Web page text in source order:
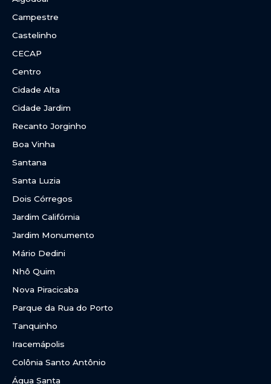
Campestre
Castelinho
CECAP
Centro
Cidade Alta
Cidade Jardim
Recanto Jorginho
Boa Vinha
Santana
Santa Luzia
Dois Córregos
Jardim Califórnia
Jardim Monumento
Mário Dedini
Nhô Quim
Nova Piracicaba
Parque da Rua do Porto
Tanquinho
Iracemápolis
Colônia Santo Antônio
Água Santa